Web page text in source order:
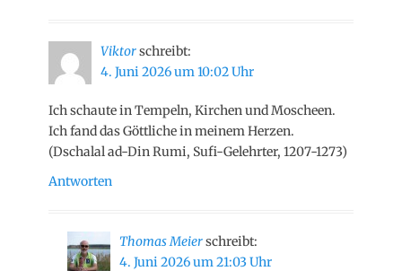
Viktorschreibt:
4. Juni 2026 um 10:02 Uhr
Ich schaute in Tempeln, Kirchen und Moscheen.
Ich fand das Göttliche in meinem Herzen.
(Dschalal ad-Din Rumi, Sufi-Gelehrter, 1207-1273)
Antworten
Thomas Meierschreibt:
4. Juni 2026 um 21:03 Uhr